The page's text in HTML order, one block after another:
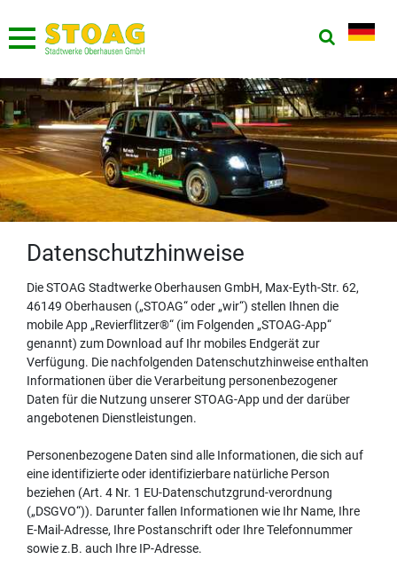
Datenschutzhinweise
Die STOAG Stadtwerke Oberhausen GmbH, Max-Eyth-Str. 62,
46149 Oberhausen („STOAG“ oder „wir“) stellen Ihnen die
mobile App „Revierflitzer®“ (im Folgenden „STOAG-App“
genannt) zum Download auf Ihr mobiles Endgerät zur
Verfügung. Die nachfolgenden Datenschutzhinweise enthalten
Informationen über die Verarbeitung personenbezogener
Daten für die Nutzung unserer STOAG-App und der darüber
angebotenen Dienstleistungen.
Personenbezogene Daten sind alle Informationen, die sich auf
eine identifizierte oder identifizierbare natürliche Person
beziehen (Art. 4 Nr. 1 EU-Datenschutzgrund-verordnung
(„DSGVO“)). Darunter fallen Informationen wie Ihr Name, Ihre
E-Mail-Adresse, Ihre Postanschrift oder Ihre Telefonnummer
sowie z.B. auch Ihre IP-Adresse.